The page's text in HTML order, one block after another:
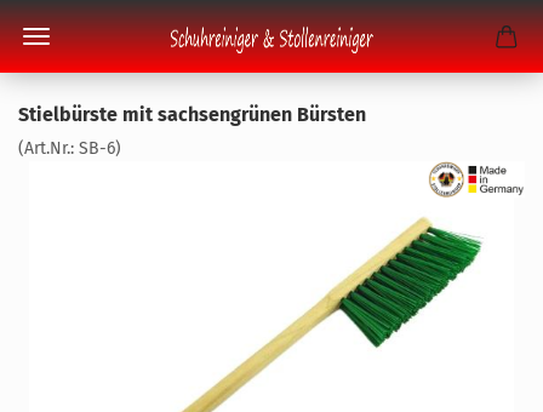
Stiel­bürs­te mit sach­sen­grü­nen Bürs­ten
(Art.Nr.: SB-6)